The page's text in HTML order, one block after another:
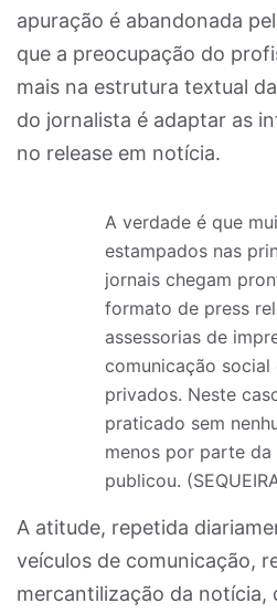
apuração é abandonada
que a preocupação do
mais na estrutura textual
do jornalista é adaptar as
no release em notícia.
A verdade é que
estampados nas
jornais chegam
formato de press
assessorias de
comunicação
privados. Neste
praticado sem
menos por parte
publicou.
A atitude, repetida
veículos de comunicação,
mercantilização da notícia,